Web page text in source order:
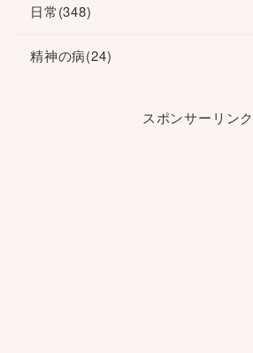
日常(348)
精神の病(24)
スポンサーリンク